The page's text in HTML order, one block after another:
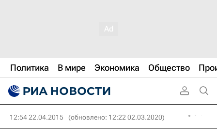
Политика В мире Экономика Общество
12:54 22.04.2015 (обновлено: 12:22 02.03.2020)